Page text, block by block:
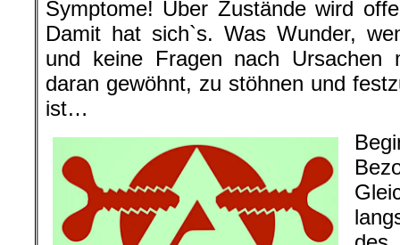
Symptome! Über Zustände wird
Damit hat sich`s. Was Wunder,
und keine Fragen nach
daran gewöhnt, zu stöhnen und
ist…